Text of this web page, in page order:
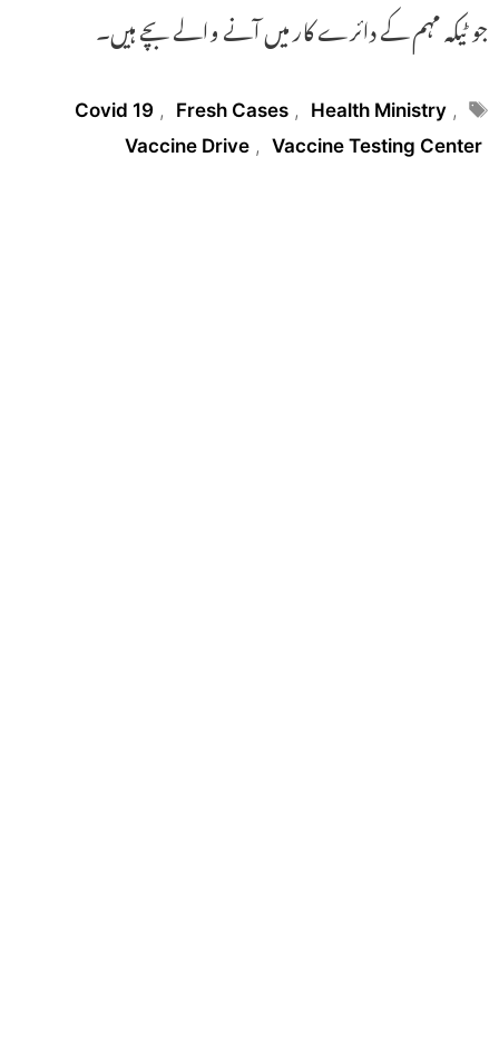
جو ٹیکہ مہم کے دائرے کار میں آنے والے بچے ہیں۔
Tags
Covid 19 , Fresh Cases , Health Ministry ,
Vaccine Drive , Vaccine Testing Center